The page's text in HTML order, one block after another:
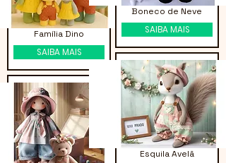
Família Dino
SAIBA MAIS
Boneco de Neve
SAIBA MAIS
Esquila Avelã